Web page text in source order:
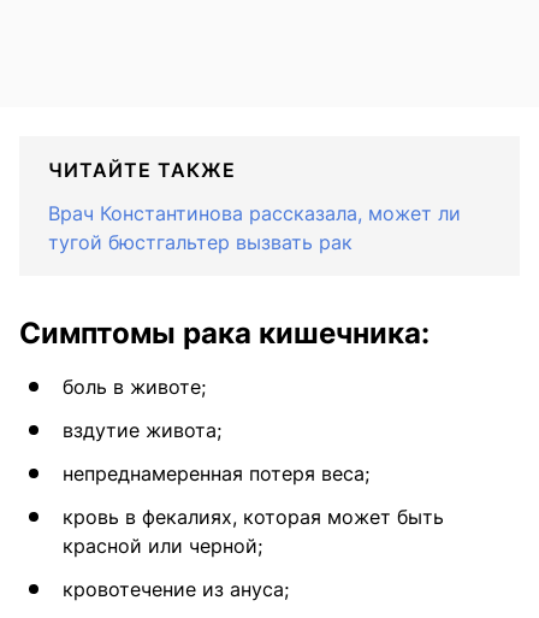
ЧИТАЙТЕ ТАКЖЕ
Врач Константинова рассказала, может ли
тугой бюстгальтер вызвать рак
Симптомы рака кишечника:
боль в животе;
вздутие живота;
непреднамеренная потеря веса;
кровь в фекалиях, которая может быть
красной или черной;
кровотечение из ануса;